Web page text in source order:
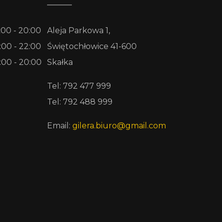
- 20:00
- 22:00
- 20:00
Aleja Parkowa 1,
Świętochłowice 41-600
Skałka
Tel: 792 477 999
Tel: 792 488 999
Email: gilera.biuro@gmail.com